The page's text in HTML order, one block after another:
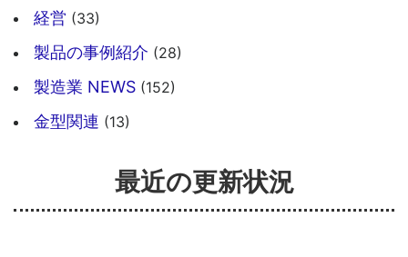
経営 (33)
製品の事例紹介 (28)
製造業 NEWS (152)
金型関連 (13)
最近の更新状況